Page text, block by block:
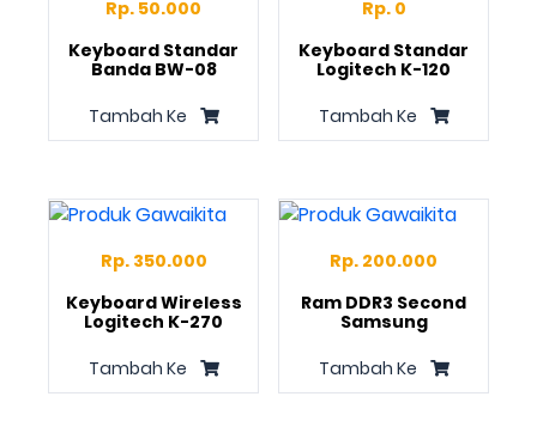
Rp. 50.000
Keyboard Standar
Banda BW-08
Tambah Ke
Rp. 0
Keyboard Standar
Logitech K-120
Tambah Ke
Rp. 350.000
Keyboard Wireless
Logitech K-270
Tambah Ke
Rp. 200.000
Ram DDR3 Second
Samsung
Tambah Ke